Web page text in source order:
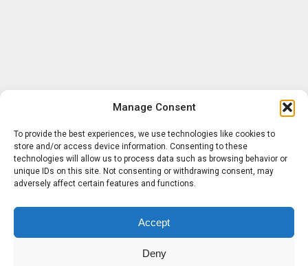
Manage Consent
To provide the best experiences, we use technologies like cookies to
store and/or access device information. Consenting to these
technologies will allow us to process data such as browsing behavior or
unique IDs on this site. Not consenting or withdrawing consent, may
adversely affect certain features and functions.
Accept
Deny